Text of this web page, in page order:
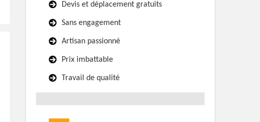
Devis et déplacement gratuits
Sans engagement
Artisan passionné
Prix imbattable
Travail de qualité